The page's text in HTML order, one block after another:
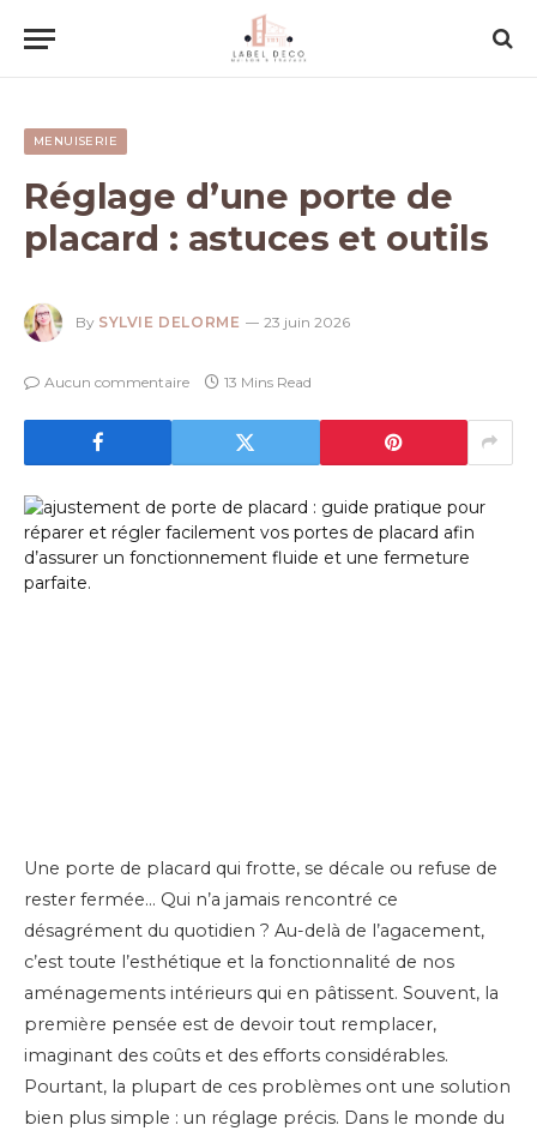
MENUISERIE
Réglage d’une porte de
placard : astuces et outils
By SYLVIE DELORME 23 juin 2026
Aucun commentaire 13 Mins Read
Une porte de placard qui frotte, se décale ou refuse de
rester fermée… Qui n’a jamais rencontré ce
désagrément du quotidien ? Au-delà de l’agacement,
c’est toute l’esthétique et la fonctionnalité de nos
aménagements intérieurs qui en pâtissent. Souvent, la
première pensée est de devoir tout remplacer,
imaginant des coûts et des efforts considérables.
Pourtant, la plupart de ces problèmes ont une solution
bien plus simple : un réglage précis. Dans le monde du